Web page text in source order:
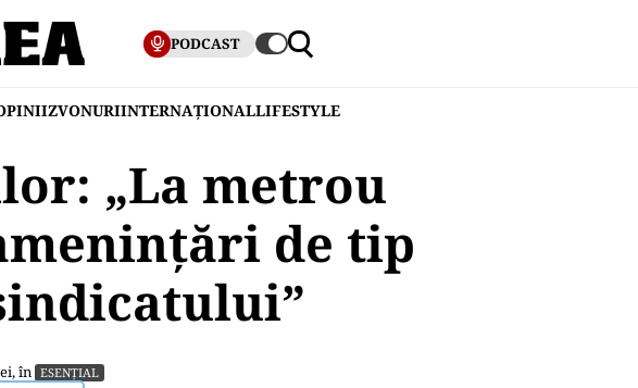
PODCAST
ZVONURIINTERNAȚIONALLIFESTYLE
„La metrou
de tip
, în ESENȚIAL